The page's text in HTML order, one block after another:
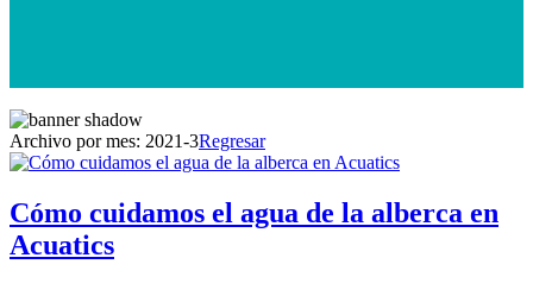
Archivo por mes: 2021-3Regresar
Cómo cuidamos el agua de la alberca en
Acuatics